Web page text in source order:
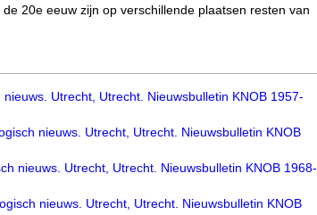
20e eeuw zijn op verschillende plaatsen resten van
Utrecht, Utrecht. Nieuwsbulletin KNOB 1957-
nieuws. Utrecht, Utrecht. Nieuwsbulletin KNOB
nieuws. Utrecht, Utrecht. Nieuwsbulletin KNOB 1968-
nieuws. Utrecht, Utrecht. Nieuwsbulletin KNOB